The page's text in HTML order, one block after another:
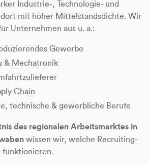
Industrie-, Technologie- und
mit hoher Mittelstandsdichte. Wir
Unternehmen aus u. a.:
Gewerbe
& Mechatronik
Chain
technische & gewerbliche Berufe
des regionalen Arbeitsmarktes in
wissen wir, welche Recruiting-
funktionieren.